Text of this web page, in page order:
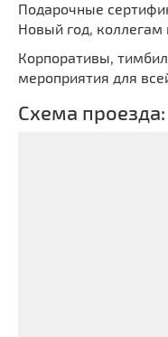
Подарочные
Новый год, коллегам
Корпоративы,
мероприятия для
Схема проезда: